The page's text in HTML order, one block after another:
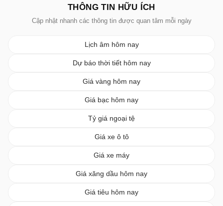
THÔNG TIN HỮU ÍCH
Cập nhật nhanh các thông tin được quan tâm mỗi ngày
Lịch âm hôm nay
Dự báo thời tiết hôm nay
Giá vàng hôm nay
Giá bạc hôm nay
Tỷ giá ngoại tệ
Giá xe ô tô
Giá xe máy
Giá xăng dầu hôm nay
Giá tiêu hôm nay